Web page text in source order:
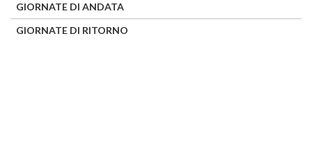
GIORNATE DI ANDATA
GIORNATE DI RITORNO